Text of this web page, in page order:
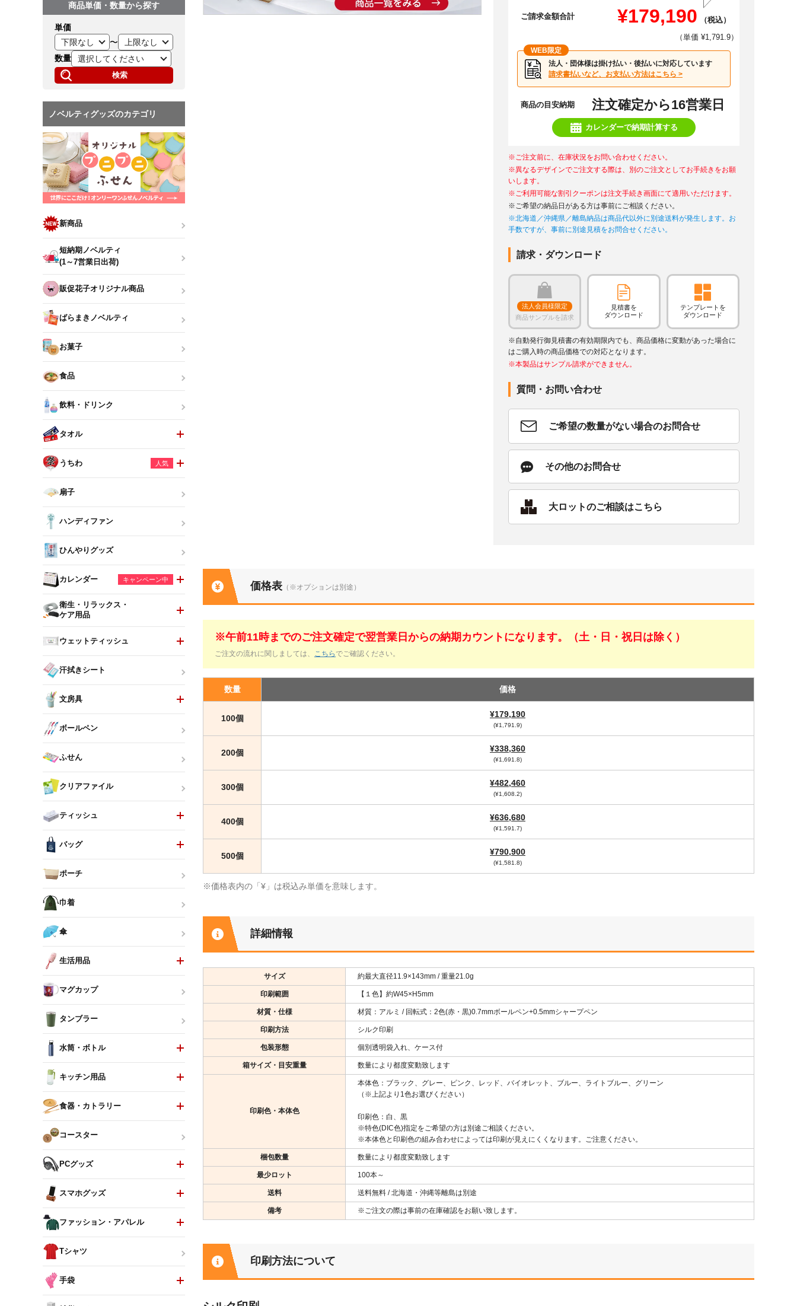
ご請求金額合計 ¥179,190
（税込）
（単価 ¥1,791.9）
WEB限定
法人・団体様は掛け払い・後払いに対応しています
請求書払いなど、お支払い方法はこちら >
商品の目安納期 注文確定から16営業日
カレンダーで納期計算する
※ご注文前に、在庫状況をお問い合わせください。
※異なるデザインでご注文する際は、別のご注文としてお手続きをお願
いします。
※ご利用可能な割引クーポンは注文手続き画面にて適用いただけます。
※ご希望の納品日がある方は事前にご相談ください。
※北海道／沖縄県／離島納品は商品代以外に別途送料が発生します。お
手数ですが、事前に別途見積をお問合せください。
請求・ダウンロード
法人会員様限定
商品サンプルを請求
見積書を
ダウンロード
テンプレートを
ダウンロード
※自動発行御見積書の有効期限内でも、商品価格に変動があった場合に
はご購入時の商品価格での対応となります。
※本製品はサンプル請求ができません。
質問・お問い合わせ
ご希望の数量がない場合のお問合せ
その他のお問合せ
大ロットのご相談はこちら
価格表 （※オプションは別途）
※午前11時までのご注文確定で翌営業日からの納期カウントになります。（土・日・祝日は除く）
ご注文の流れに関しましては、 こちら でご確認ください。
数量 価格
100個 ¥179,190
(¥1,791.9)
200個 ¥338,360
(¥1,691.8)
300個 ¥482,460
(¥1,608.2)
400個 ¥636,680
(¥1,591.7)
500個 ¥790,900
(¥1,581.8)
※価格表内の「¥」は税込み単価を意味します。
詳細情報
サイズ 約最大直径11.9×143mm / 重量21.0g
印刷範囲 【１色】約W45×H5mm
材質・仕様 材質：アルミ / 回転式：2色(赤・黒)0.7mmボールペン+0.5mmシャープペン
印刷方法 シルク印刷
包装形態 個別透明袋入れ、ケース付
箱サイズ・目安重量 数量により都度変動致します
印刷色・本体色
本体色：ブラック、グレー、ピンク、レッド、バイオレット、ブルー、ライトブルー、グリーン
（※上記より1色お選びください）
印刷色：白、黒
※特色(DIC色)指定をご希望の方は別途ご相談ください。
※本体色と印刷色の組み合わせによっては印刷が見えにくくなります。ご注意ください。
梱包数量 数量により都度変動致します
最少ロット 100本～
送料 送料無料 / 北海道・沖縄等離島は別途
備考 ※ご注文の際は事前の在庫確認をお願い致します。
印刷方法について
商品単価・数量から探す
単価
〜
数量
検索
ノベルティグッズのカテゴリ
新商品
短納期ノベルティ
(1～7営業日出荷)
販促花子オリジナル商品
ばらまきノベルティ
お菓子
食品
飲料・ドリンク
タオル
うちわ 人気
扇子
ハンディファン
ひんやりグッズ
カレンダー キャンペーン中
衛生・リラックス・
ケア用品
ウェットティッシュ
汗拭きシート
文房具
ボールペン
ふせん
クリアファイル
ティッシュ
バッグ
ポーチ
巾着
傘
生活用品
マグカップ
タンブラー
水筒・ボトル
キッチン用品
食器・カトラリー
コースター
PCグッズ
スマホグッズ
ファッション・アパレル
Tシャツ
手袋